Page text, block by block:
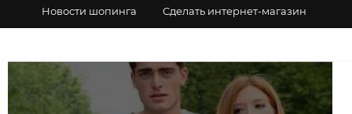
Новости шопинга Сделать интернет-магазин